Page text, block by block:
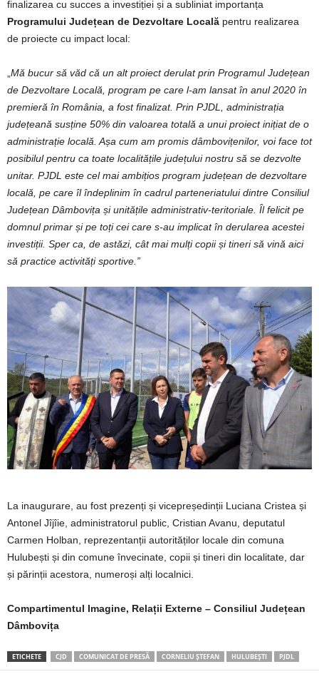
finalizarea cu succes a investiției și a subliniat importanța
Programului Județean de Dezvoltare Locală pentru realizarea
de proiecte cu impact local:
Mă bucur să văd că un alt proiect derulat prin Programul Județean
de Dezvoltare Locală, program pe care l-am lansat în anul 2020 în
premieră în România, a fost finalizat. Prin PJDL, administrația
județeană susține 50% din valoarea totală a unui proiect inițiat de o
administrație locală. Așa cum am promis dâmbovițenilor, voi face tot
posibilul pentru ca toate localitățile județului nostru să se dezvolte
unitar. PJDL este cel mai ambițios program județean de dezvoltare
locală, pe care îl îndeplinim în cadrul parteneriatului dintre Consiliul
Județean Dâmbovița și unitățile administrativ-teritoriale. Îl felicit pe
domnul primar și pe toți cei care s-au implicat în derularea acestei
investiții. Sper ca, de astăzi, cât mai mulți copii și tineri să vină aici
să practice activități sportive.”
La inaugurare, au fost prezenți și vicepreședinții Luciana Cristea și
Antonel Jîjîie, administratorul public, Cristian Avanu, deputatul
Carmen Holban, reprezentanții autorităților locale din comuna
Hulubești și din comune învecinate, copii și tineri din localitate, dar
și părinții acestora, numeroși alți localnici.
Compartimentul Imagine, Relații Externe – Consiliul Județean
Dâmbovița
ETICHETE CJD COMUNICAT DE PRESĂ CORNELIU ȘTEFAN HULUBEȘTI PJDL